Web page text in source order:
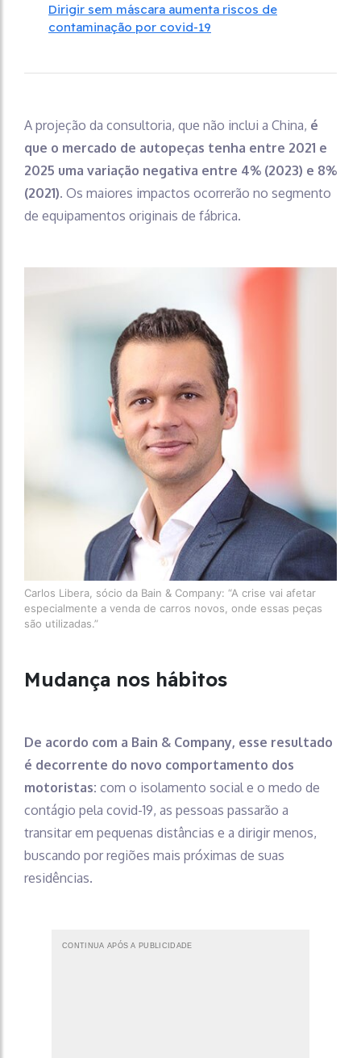
Dirigir sem máscara aumenta riscos de
contaminação por covid-19
A projeção da consultoria, que não inclui a China, é
que o mercado de autopeças tenha entre 2021 e
2025 uma variação negativa entre 4% (2023) e 8%
(2021). Os maiores impactos ocorrerão no segmento
de equipamentos originais de fábrica.
Carlos Libera, sócio da Bain & Company: “A crise vai afetar
especialmente a venda de carros novos, onde essas peças
são utilizadas.”
Mudança nos hábitos
De acordo com a Bain & Company, esse resultado
é decorrente do novo comportamento dos
motoristas: com o isolamento social e o medo de
contágio pela covid-19, as pessoas passarão a
transitar em pequenas distâncias e a dirigir menos,
buscando por regiões mais próximas de suas
residências.
CONTINUA APÓS A PUBLICIDADE